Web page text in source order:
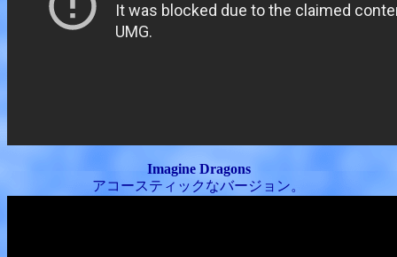
Imagine Dragons
アコースティックなバージョン。